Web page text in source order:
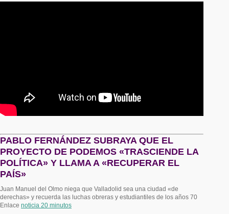
PABLO FERNÁNDEZ SUBRAYA QUE EL
PROYECTO DE PODEMOS «TRASCIENDE LA
POLÍTICA» Y LLAMA A «RECUPERAR EL
PAÍS»
Juan Manuel del Olmo niega que Valladolid sea una ciudad «de
derechas» y recuerda las luchas obreras y estudiantiles de los años 70
Enlace noticia 20 minutos